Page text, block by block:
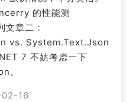
的性能测
文章二：
vs. System.Text.Json
7 不妨考虑一下
。
16